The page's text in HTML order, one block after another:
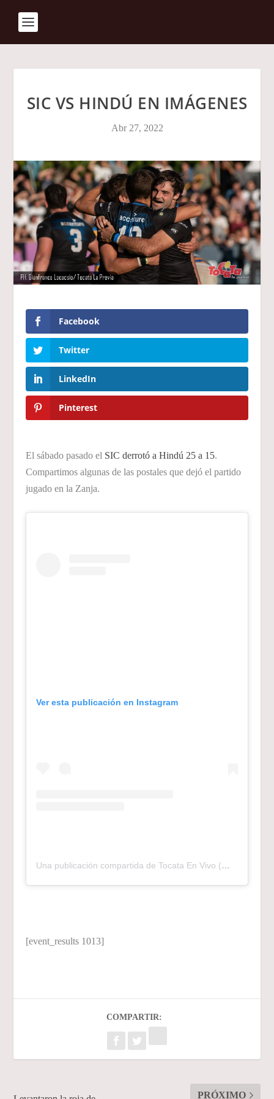
SIC VS HINDÚ EN IMÁGENES
Abr 27, 2022
Facebook
Twitter
LinkedIn
Pinterest
El sábado pasado el SIC derrotó a Hindú 25 a 15.
Compartimos algunas de las postales que dejó el partido
jugado en la Zanja.
Ver esta publicación en Instagram
Una publicación compartida de Tocata En Vivo (@tocatalaprevia)
[event_results 1013]
COMPARTIR:
PRÓXIMO